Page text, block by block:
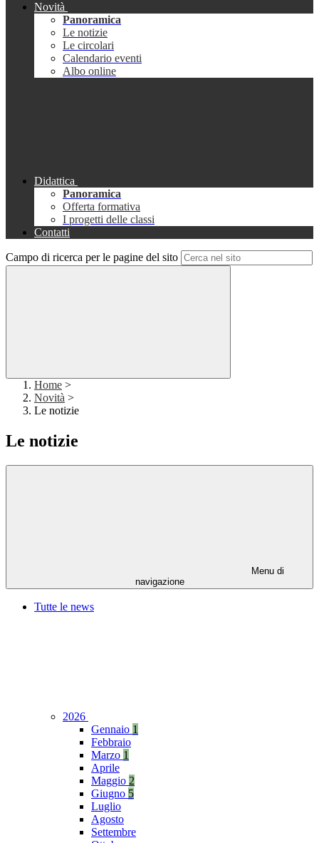
Novità
Panoramica
Le notizie
Le circolari
Calendario eventi
Albo online
Didattica
Panoramica
Offerta formativa
I progetti delle classi
Contatti
Campo di ricerca per le pagine del sito
Home >
Novità >
Le notizie
Le notizie
Menu di
navigazione
Tutte le news
2026
Gennaio 1
Febbraio
Marzo 1
Aprile
Maggio 2
Giugno 5
Luglio
Agosto
Settembre